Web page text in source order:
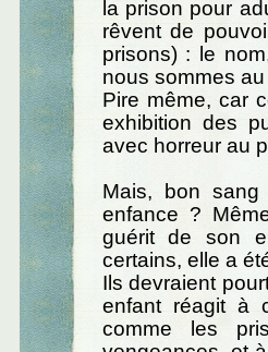
la prison pour
rêvent de
prisons) : le
nous sommes
Pire même, car
exhibition des
avec horreur au
Mais, bon
enfance ?
guérit de son
certains, elle a
Ils devraient
enfant réagit à
comme les